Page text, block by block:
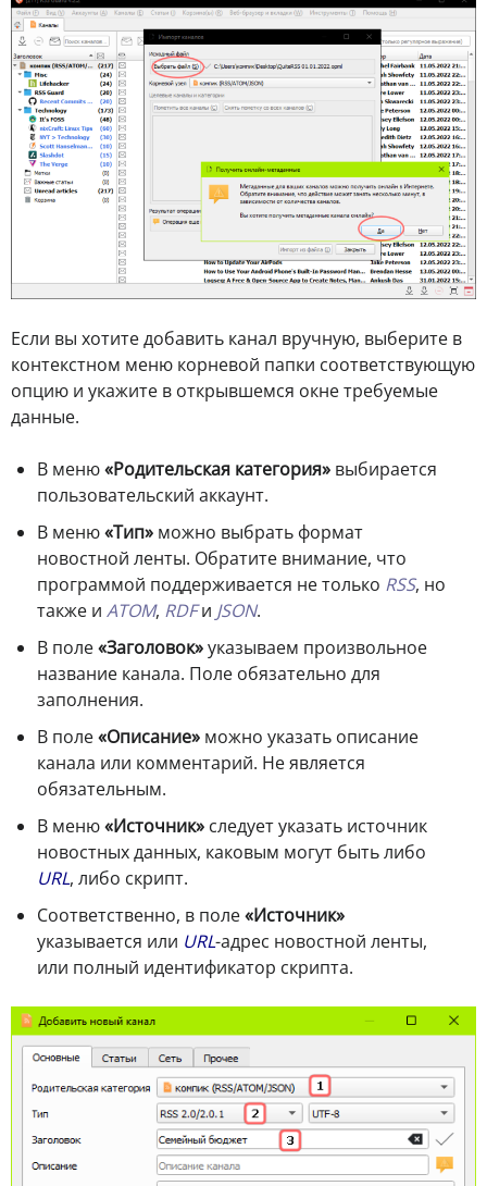
Если вы хотите добавить канал вручную, выберите в
контекстном меню корневой папки соответствующую
опцию и укажите в открывшемся окне требуемые
данные.
В меню«Родительская категория» выбирается
пользовательский аккаунт.
В меню«Тип» можно выбрать формат
новостной ленты. Обратите внимание, что
программой поддерживается не только RSS, но
также и ATOM, RDFи JSON.
В поле«Заголовок»указываем произвольное
название канала. Поле обязательно для
заполнения.
В поле«Описание» можно указать описание
канала или комментарий. Не является
обязательным.
В меню«Источник» следует указать источник
новостных данных, каковым могут быть либо
URL, либо скрипт.
Соответственно, в поле«Источник»
указывается или URL-адрес новостной ленты,
или полный идентификатор скрипта.